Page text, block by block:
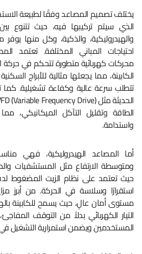
يختلف تصميم المصاعد وفقًا لطبيعة
الذي سيتم تركيبها فيه، حيث تتنوع بين
والهيدروليكية، والذكية، وكل منها يوفر
احتياجات المباني المختلفة. تعتمد
محركات كهربائية متطورة تتحكم في
الكابينة، مما يجعلها مثالية للأبراج
تتطلب سرعة عالية وكفاءة تشغيلية.
الطاقة وتقليل التآكل الميكانيكي،
واستدامة.
أما المصاعد الهيدروليكية، فهي
ومتوسطة الارتفاع مثل المستشفيات
حيث تعتمد على نظام الزيت المضغوط
استقرارًا وسلاسة في الحركة. من أبرز
مستوى أمان عالٍ، حيث يسمح للكابينة
التيار الكهربائي بدلاً من التوقف
المستخدمين ويضمن استمرارية التشغيل